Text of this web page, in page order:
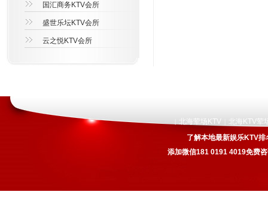
国汇商务KTV会所
盛世乐坛KTV会所
云之悦KTV会所
北海荤场KTV
北海KTV荤
了解本地最新娱乐KTV
添加微信181 0191 4019免费